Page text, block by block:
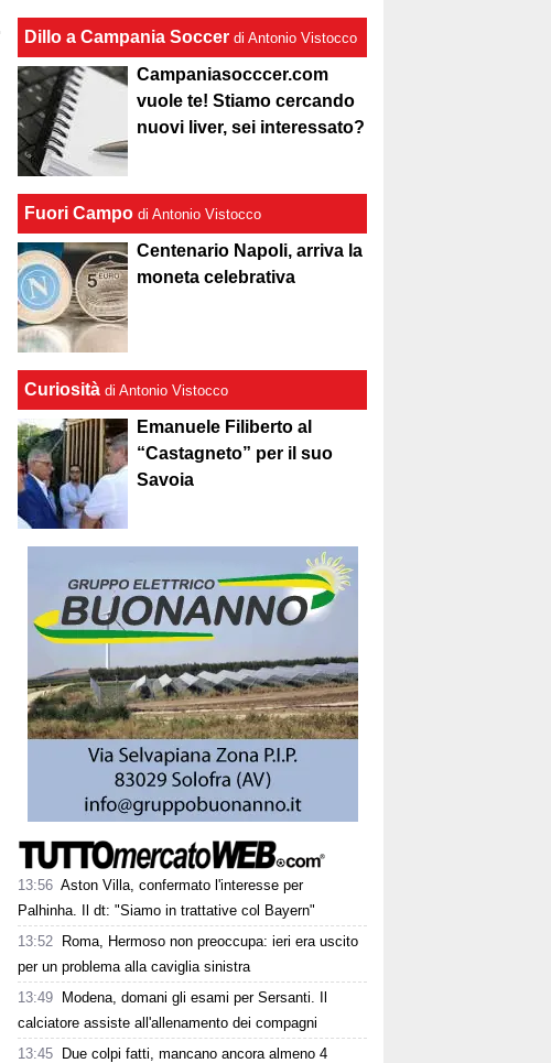
Dillo a Campania Soccer di Antonio Vistocco
Campaniasocccer.com
vuole te! Stiamo cercando
nuovi liver, sei interessato?
Fuori Campo di Antonio Vistocco
Centenario Napoli, arriva la
moneta celebrativa
Curiosità di Antonio Vistocco
Emanuele Filiberto al
“Castagneto” per il suo
Savoia
13:56 Aston Villa, confermato l'interesse per
Palhinha. Il dt: "Siamo in trattative col Bayern"
13:52
Roma, Hermoso non preoccupa: ieri era uscito
per un problema alla caviglia sinistra
13:49
Modena, domani gli esami per Sersanti. Il
calciatore assiste all'allenamento dei compagni
13:45
Due colpi fatti, mancano ancora almeno 4